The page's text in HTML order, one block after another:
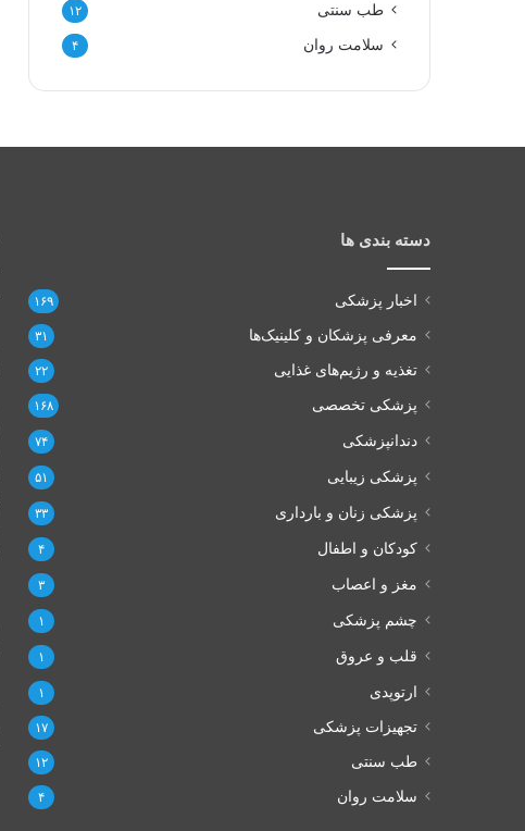
طب سنتی ۱۲
سلامت روان ۴
دسته بندی ها
اخبار پزشکی ۱۶۹
معرفی پزشکان و کلینیک‌ها ۳۱
تغذیه و رژیم‌های غذایی ۲۲
پزشکی تخصصی ۱۶۸
دندانپزشکی ۷۴
پزشکی زیبایی ۵۱
پزشکی زنان و بارداری ۳۳
کودکان و اطفال ۴
مغز و اعصاب ۳
چشم پزشکی ۱
قلب و عروق ۱
ارتوپدی ۱
تجهیزات پزشکی ۱۷
طب سنتی ۱۲
سلامت روان ۴